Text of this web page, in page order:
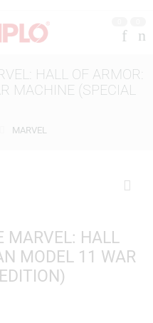
HALL OF ARMOR:
MACHINE (SPECIAL
MARVEL
MARVEL: HALL
MODEL 11 WAR